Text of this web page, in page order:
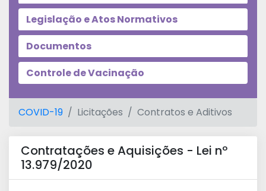
Legislação e Atos Normativos
Documentos
Controle de Vacinação
COVID-19 Licitações Contratos e Aditivos
Contratações e Aquisições - Lei nº
13.979/2020